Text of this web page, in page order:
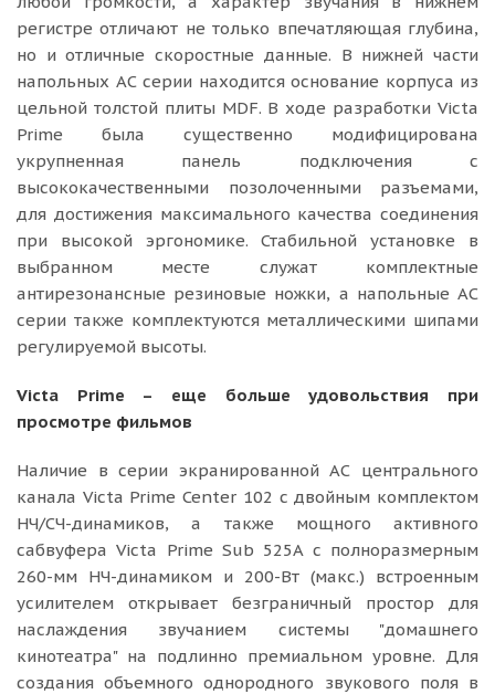
регистре отличают не только впечатляющая глубина,
но и отличные скоростные данные. В нижней части
напольных АС серии находится основание корпуса из
цельной толстой плиты MDF. В ходе разработки Victa
Prime была существенно модифицирована
укрупненная панель подключения с
высококачественными позолоченными разъемами,
для достижения максимального качества соединения
при высокой эргономике. Стабильной установке в
выбранном месте служат комплектные
антирезонансные резиновые ножки, а напольные АС
серии также комплектуются металлическими шипами
регулируемой высоты.
Victa Prime – еще больше удовольствия при
просмотре фильмов
Наличие в серии экранированной АС центрального
канала Victa Prime Center 102 с двойным комплектом
НЧ/СЧ-динамиков, а также мощного активного
сабвуфера Victa Prime Sub 525A с полноразмерным
260-мм НЧ-динамиком и 200-Вт (макс.) встроенным
усилителем открывает безграничный простор для
наслаждения звучанием системы "домашнего
кинотеатра" на подлинно премиальном уровне. Для
создания объемного однородного звукового поля в